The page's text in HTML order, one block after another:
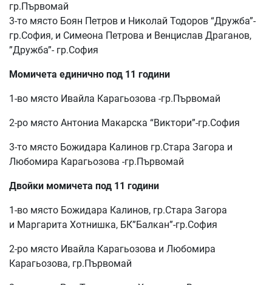
гр.Първомай
3-то място Боян Петров и Николай Тодоров “Дружба”-
гр.София, и Симеона Петрова и Венцислав Драганов,
”Дружба”- гр.София
Момичета единично под 11 години
1-во място Ивайла Карагьозова -гр.Първомай
2-ро място Антониа Макарска “Виктори”-гр.София
3-то място Божидара Калинов гр.Стара Загора и
Любомира Карагьозова -гр.Първомай
Двойки момичета под 11 години
1-во място Божидара Калинов, гр.Стара Загора
и Маргарита Хотнишка, БК”Балкан”-гр.София
2-ро място Ивайла Карагьозова и Любомира
Карагьозова, гр.Първомай